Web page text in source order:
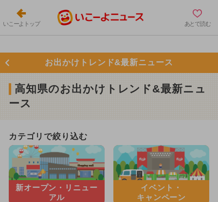
いこーよトップ あとで読む
お出かけトレンド&最新ニュース
高知県のお出かけトレンド&最新ニュ
ース
カテゴリで絞り込む
新オープン・ リニュー
アル
イベント・
キャンペーン